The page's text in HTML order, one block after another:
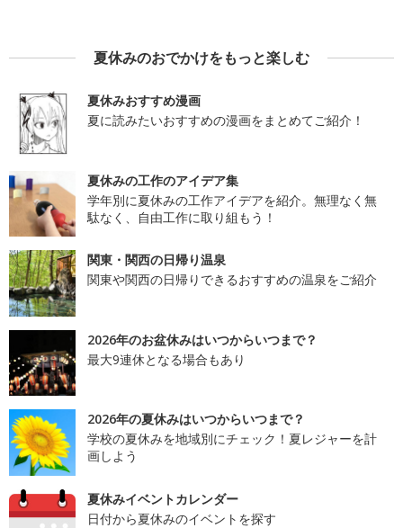
夏休みのおでかけをもっと楽しむ
夏休みおすすめ漫画
夏に読みたいおすすめの漫画をまとめてご紹介！
夏休みの工作のアイデア集
学年別に夏休みの工作アイデアを紹介。無理なく無
駄なく、自由工作に取り組もう！
関東・関西の日帰り温泉
関東や関西の日帰りできるおすすめの温泉をご紹介
2026年のお盆休みはいつからいつまで？
最大9連休となる場合もあり
2026年の夏休みはいつからいつまで？
学校の夏休みを地域別にチェック！夏レジャーを計
画しよう
夏休みイベントカレンダー
日付から夏休みのイベントを探す